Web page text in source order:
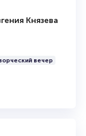
Князева
вечер